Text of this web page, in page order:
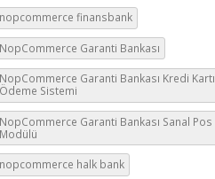
NopCommerce Türkçe
Kaynak Destek
NopCommerce ücretisiz e-ticaret
için türkçe kaynak türkçe modüller
doğru yerdesiniz.
Türkiye nopCommerc
nopcommerce finansbank
NopCommerce Garanti Bankası
NopCommerce Garanti Bankası Kredi Kartı
Ödeme Sistemi
NopCommerce Garanti Bankası Sanal Pos
Modülü
nopcommerce halk bank